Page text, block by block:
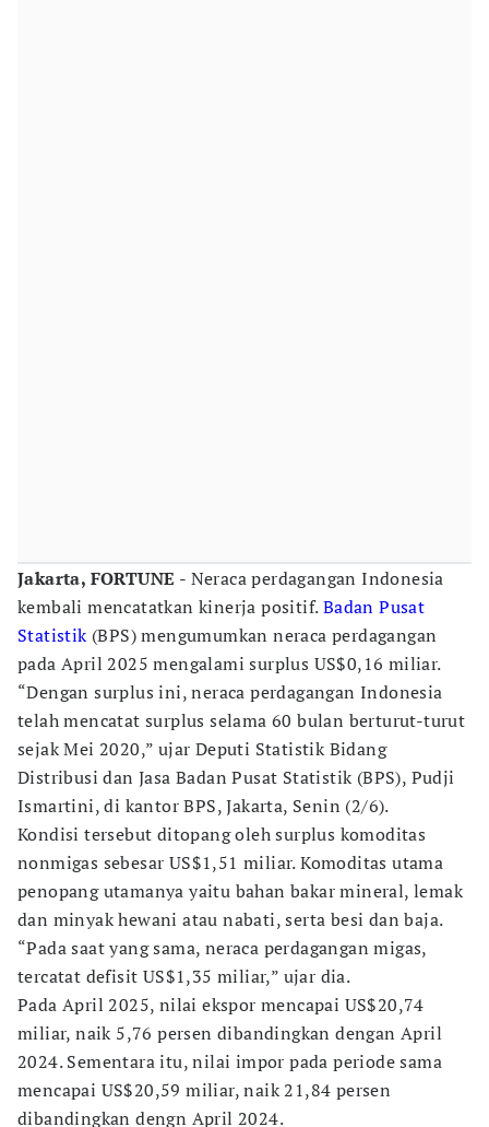
Jakarta, FORTUNE - Neraca perdagangan Indonesia
kembali mencatatkan kinerja positif.Badan Pusat
Statistik(BPS) mengumumkan neraca perdagangan
pada April 2025 mengalami surplus US$0,16 miliar.
“Dengan surplus ini, neraca perdagangan Indonesia
telah mencatat surplus selama 60 bulan berturut-turut
sejak Mei 2020,” ujar Deputi Statistik Bidang
Distribusi dan Jasa Badan Pusat Statistik (BPS), Pudji
Ismartini, di kantor BPS, Jakarta, Senin (2/6).
Kondisi tersebut ditopang oleh surplus komoditas
nonmigas sebesar US$1,51 miliar. Komoditas utama
penopang utamanya yaitu bahan bakar mineral, lemak
dan minyak hewani atau nabati, serta besi dan baja.
“Pada saat yang sama, neraca perdagangan migas,
tercatat defisit US$1,35 miliar,” ujar dia.
Pada April 2025, nilai ekspor mencapai US$20,74
miliar, naik 5,76 persen dibandingkan dengan April
2024. Sementara itu, nilai impor pada periode sama
mencapai US$20,59 miliar, naik 21,84 persen
dibandingkan dengn April 2024.